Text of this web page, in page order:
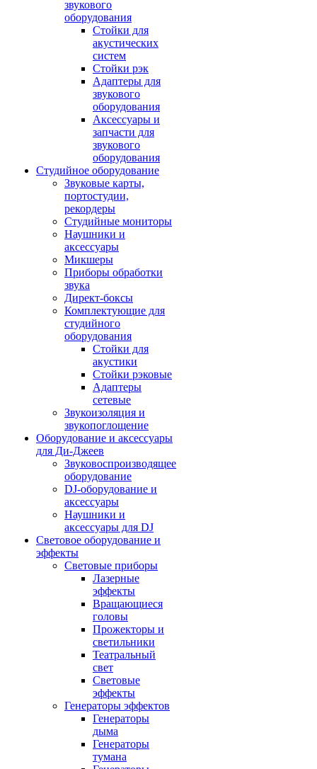
звукового
оборудования
Стойки для
акустических
систем
Стойки рэк
Адаптеры для
звукового
оборудования
Аксессуары и
запчасти для
звукового
оборудования
Студийное оборудование
Звуковые карты,
портостудии,
рекордеры
Студийные мониторы
Наушники и
аксессуары
Микшеры
Приборы обработки
звука
Директ-боксы
Комплектующие для
студийного
оборудования
Стойки для
акустики
Стойки рэковые
Адаптеры
сетевые
Звукоизоляция и
звукопоглощение
Оборудование и аксессуары
для Ди-Джеев
Звуковоспроизводящее
оборудование
DJ-оборудование и
аксессуары
Наушники и
аксессуары для DJ
Световое оборудование и
эффекты
Световые приборы
Лазерные
эффекты
Вращающиеся
головы
Прожекторы и
светильники
Театральный
свет
Световые
эффекты
Генераторы эффектов
Генераторы
дыма
Генераторы
тумана